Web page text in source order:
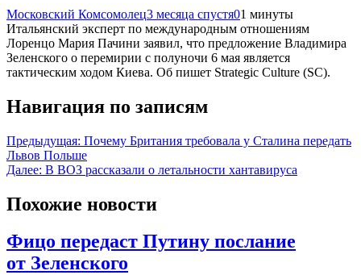
Московский Комсомолец3 месяца спустя01 минуты
Итальянский эксперт по международным отношениям
Лоренцо Мария Пачини заявил, что предложение Владимира
Зеленского о перемирии с полуночи 6 мая является
тактическим ходом Киева. Об пишет Strategic Culture (SC).
Навигация по записям
Предыдущая: Почему Британия требовала у Сталина передать
Львов Польше
Далее: В ВОЗ рассказали о летальности хантавируса
Похожие новости
Фицо передаст Путину послание
от Зеленского